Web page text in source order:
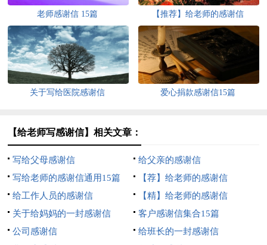
老师感谢信 15篇 【推荐】给老师的感谢信
关于写给医院感谢信 爱心捐款感谢信15篇
【给老师写感谢信】相关文章：
写给父母感谢信
给父亲的感谢信
写给老师的感谢信通用15篇
【荐】给老师的感谢信
给工作人员的感谢信
【精】给老师的感谢信
关于给妈妈的一封感谢信
客户感谢信集合15篇
公司感谢信
给班长的一封感谢信